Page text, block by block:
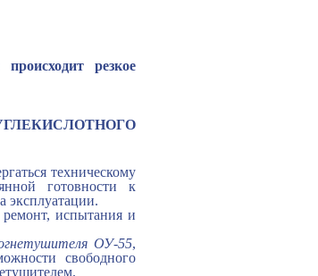
резкое
техническому
готовности к
эксплуатации.
испытания и
ОУ-55,
свободного